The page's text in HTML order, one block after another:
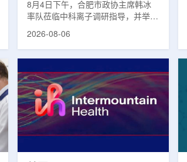
8月4日下午，合肥市政协主席韩冰
率队莅临中科离子调研指导，并举行
座谈交流。市人大常委会副主任雍凤
中国科学院合肥物质科学研究院副院
长宋云涛，中科离子董事长刘璐，总
经理陈永华，副总经理丁开忠、李
俊、光若怀陪同。韩冰一行详细了解
中科离子产业布局、经营情况，重点
围绕核医疗及高端装备关键技术突
2026-08-06